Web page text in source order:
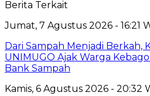
Berita Terkait
Jumat, 7 Agustus 2026 - 16:21
Dari Sampah Menjadi Berkah,
UNIMUGO Ajak Warga
Bank Sampah
Kamis, 6 Agustus 2026 - 20:32